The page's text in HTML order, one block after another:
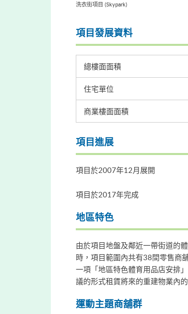
洗衣街項目 (Skypark)
項目發展資料
總樓面面積
住宅單位
商業樓面面積
項目進展
項目於2007年12月展開
項目於2017年完成
地區特色
由於項目地盤及鄰近一帶街道的
時，項目範圍內共有38間零售商
一項「地區特色體育用品店安排
議的形式租賃將來的重建物業內
運動主題商舖群